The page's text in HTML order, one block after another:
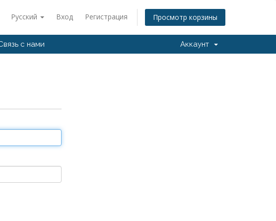
Русский Вход Регистрация Просмотр корзины
с нами Аккаунт